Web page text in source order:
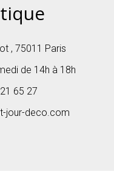
, 75011 Paris
de 14h à 18h
65 27
jour-deco.com